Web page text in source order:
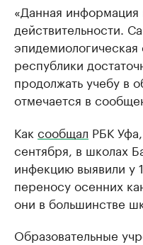
«Данная информация
действительности.
эпидемиологическая
республики
продолжать учебу в
отмечается в
Как сообщал РБК
сентября, в школах
инфекцию выявили у
переносу осенних
они в большинстве
Образовательные